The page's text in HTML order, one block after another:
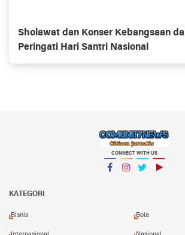
Sholawat dan Konser Kebangsaan
Peringati Hari Santri Nasional
CONNECT WITH US
KATEGORI
Bisnis Bola